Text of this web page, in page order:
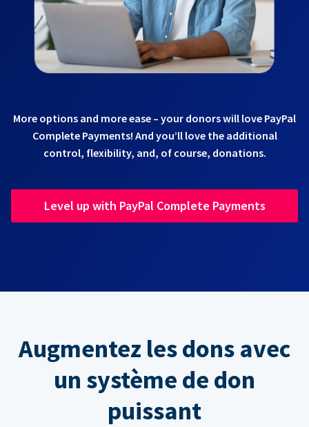
More options and more ease – your donors will love PayPal
Complete Payments! And you’ll love the additional
control, flexibility, and, of course, donations.
Level up with PayPal Complete Payments
Augmentez les dons avec
un système de don
puissant